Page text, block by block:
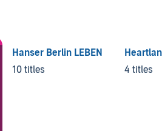
Hanser Berlin LEBEN
10 titles
4 titles